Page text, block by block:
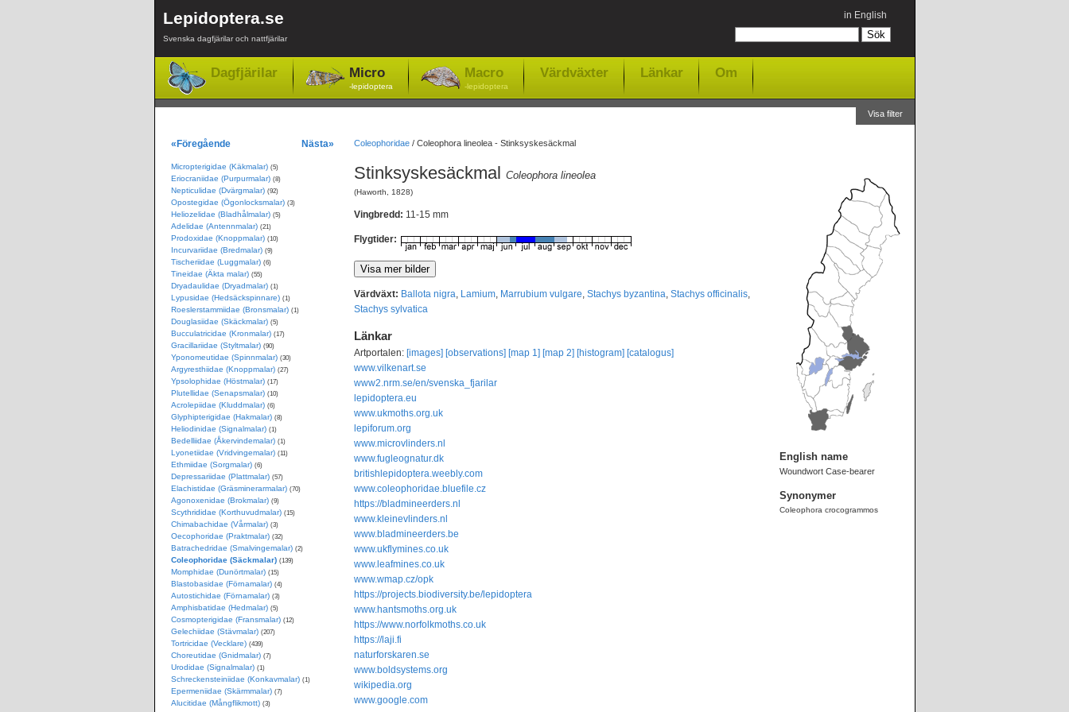
Lepidoptera.se
Svenska dagfjärilar och nattfjärilar
in English
Dagfjärilar Micro
-lepidoptera
Macro
-lepidoptera
Värdväxter Länkar Om
Visa filter
Coleophoridae/ Coleophora lineolea - Stinksyskesäckmal
Stinksyskesäckmal Coleophora lineolea
(Haworth, 1828)
Vingbredd: 11-15 mm
Flygtider:
Värdväxt: Ballota nigra, Lamium, Marrubium vulgare, Stachys byzantina, Stachys officinalis,
Stachys sylvatica
Länkar
Artportalen: [images] [observations] [map 1] [map 2] [histogram] [catalogus]
www.vilkenart.se
www2.nrm.se/en/svenska_fjarilar
lepidoptera.eu
www.ukmoths.org.uk
lepiforum.org
www.microvlinders.nl
www.fugleognatur.dk
britishlepidoptera.weebly.com
www.coleophoridae.bluefile.cz
https://bladmineerders.nl
www.kleinevlinders.nl
www.bladmineerders.be
www.ukflymines.co.uk
www.leafmines.co.uk
www.wmap.cz/opk
https://projects.biodiversity.be/lepidoptera
www.hantsmoths.org.uk
https://www.norfolkmoths.co.uk
https://laji.fi
naturforskaren.se
www.boldsystems.org
wikipedia.org
www.google.com
English name
Woundwort Case-bearer
Synonymer
Coleophora crocogrammos
«Föregående Nästa»
Micropterigidae (Käkmalar) (5)
Eriocraniidae (Purpurmalar) (8)
Nepticulidae (Dvärgmalar) (92)
Opostegidae (Ögonlocksmalar) (3)
Heliozelidae (Bladhålmalar) (5)
Adelidae (Antennmalar) (21)
Prodoxidae (Knoppmalar) (10)
Incurvariidae (Bredmalar) (9)
Tischeriidae (Luggmalar) (6)
Tineidae (Äkta malar) (55)
Dryadaulidae (Dryadmalar) (1)
Lypusidae (Hedsäckspinnare) (1)
Roeslerstammiidae (Bronsmalar) (1)
Douglasiidae (Skäckmalar) (5)
Bucculatricidae (Kronmalar) (17)
Gracillariidae (Styltmalar) (90)
Yponomeutidae (Spinnmalar) (30)
Argyresthiidae (Knoppmalar) (27)
Ypsolophidae (Höstmalar) (17)
Plutellidae (Senapsmalar) (10)
Acrolepiidae (Kluddmalar) (6)
Glyphipterigidae (Hakmalar) (8)
Heliodinidae (Signalmalar) (1)
Bedelliidae (Åkervindemalar) (1)
Lyonetiidae (Vridvingemalar) (11)
Ethmiidae (Sorgmalar) (6)
Depressariidae (Plattmalar) (57)
Elachistidae (Gräsminerarmalar) (70)
Agonoxenidae (Brokmalar) (9)
Scythrididae (Korthuvudmalar) (15)
Chimabachidae (Vårmalar) (3)
Oecophoridae (Praktmalar) (32)
Batrachedridae (Smalvingemalar) (2)
Coleophoridae (Säckmalar) (139)
Momphidae (Dunörtmalar) (15)
Blastobasidae (Förnamalar) (4)
Autostichidae (Förnamalar) (3)
Amphisbatidae (Hedmalar) (5)
Cosmopterigidae (Fransmalar) (12)
Gelechiidae (Stävmalar) (207)
Tortricidae (Vecklare) (439)
Choreutidae (Gnidmalar) (7)
Urodidae (Signalmalar) (1)
Schreckensteiniidae (Konkavmalar) (1)
Epermeniidae (Skärmmalar) (7)
Alucitidae (Mångflikmott) (3)